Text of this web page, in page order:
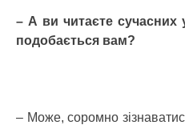
– А ви читаєте сучасних
подобається вам?
– Може, соромно